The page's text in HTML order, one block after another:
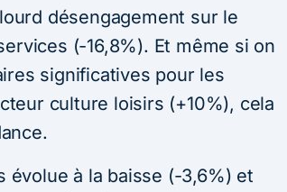
désengagement sur le
(-16,8%). Et même si on
significatives pour les
culture loisirs (+10%), cela
évolue à la baisse (-3,6%) et